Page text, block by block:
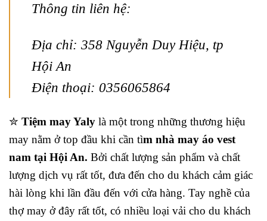
Thông tin liên hệ:
Địa chỉ: 358 Nguyễn Duy Hiệu, tp
Hội An
Điện thoại: 0356065864
✮ Tiệm may Yaly là một trong những thương hiệu
may nằm ở top đầu khi cần tìm nhà may áo vest
nam tại Hội An. Bởi chất lượng sản phẩm và chất
lượng dịch vụ rất tốt, đưa đến cho du khách cảm giác
hài lòng khi lần đầu đến với cửa hàng. Tay nghề của
thợ may ở đây rất tốt, có nhiều loại vải cho du khách